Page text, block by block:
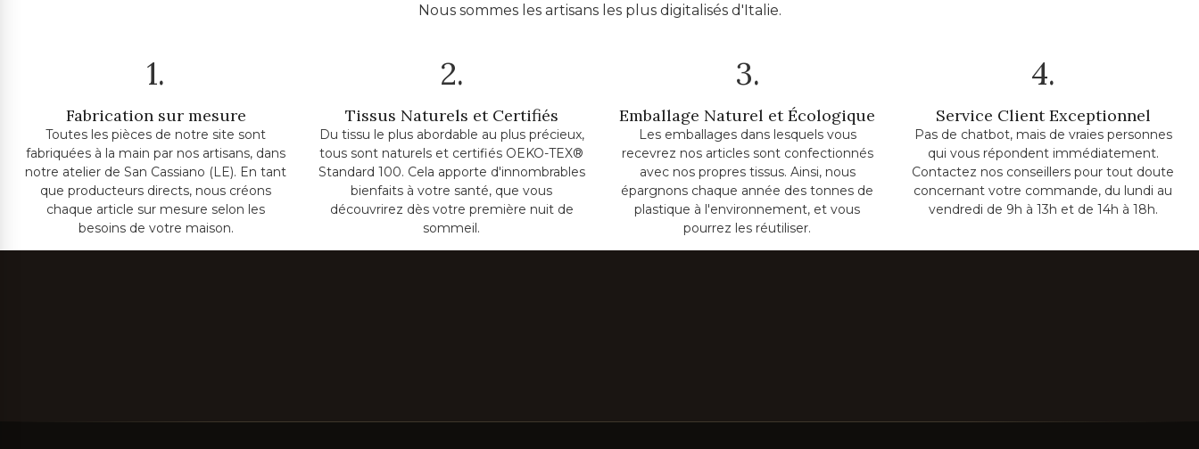
Nous sommes les artisans les plus digitalisés d'Italie.
1.
Fabrication sur mesure
Toutes les pièces de notre site sont
fabriquées à la main par nos artisans, dans
notre atelier de San Cassiano (LE). En tant
que producteurs directs, nous créons
chaque article sur mesure selon les
besoins de votre maison.
2.
Tissus Naturels et Certifiés
Du tissu le plus abordable au plus précieux,
tous sont naturels et certifiés OEKO-TEX®
Standard 100. Cela apporte d'innombrables
bienfaits à votre santé, que vous
découvrirez dès votre première nuit de
sommeil.
3.
Emballage Naturel et Écologique
Les emballages dans lesquels vous
recevrez nos articles sont confectionnés
avec nos propres tissus. Ainsi, nous
épargnons chaque année des tonnes de
plastique à l'environnement, et vous
pourrez les réutiliser.
4.
Service Client Exceptionnel
Pas de chatbot, mais de vraies personnes
qui vous répondent immédiatement.
Contactez nos conseillers pour tout doute
concernant votre commande, du lundi au
vendredi de 9h à 13h et de 14h à 18h.